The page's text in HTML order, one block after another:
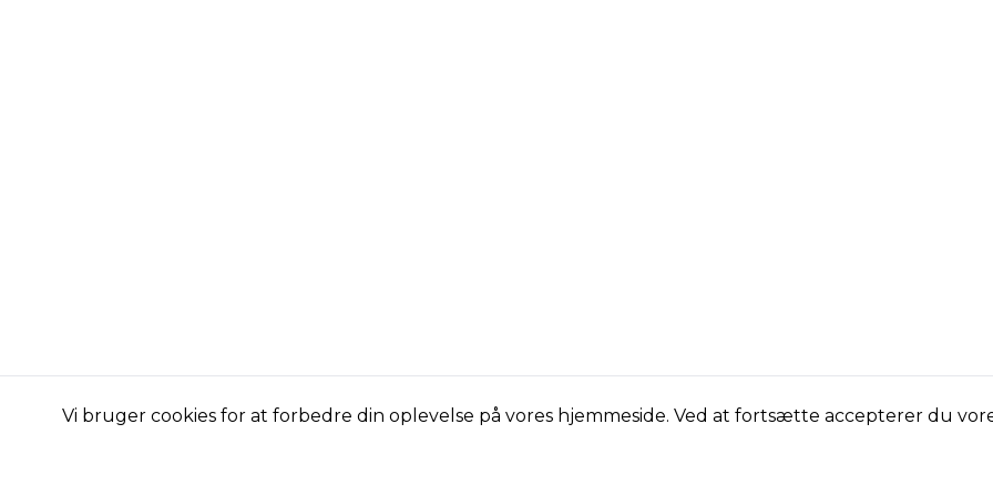
Vi bruger cookies for at forbedre din oplevelse på vores hjemmeside. Ved at fortsætte accepterer du